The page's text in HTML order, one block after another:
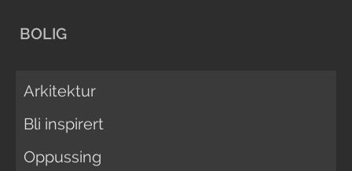
BOLIG
Arkitektur
Bli inspirert
Oppussing